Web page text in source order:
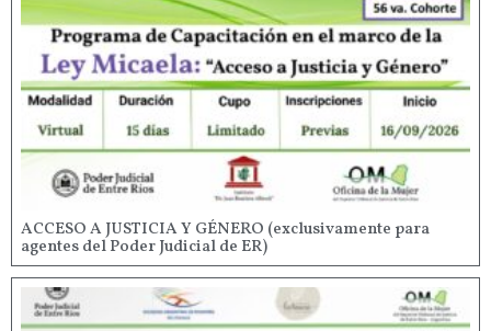
ACCESO A JUSTICIA Y GÉNERO (exclusivamente para
agentes del Poder Judicial de ER)